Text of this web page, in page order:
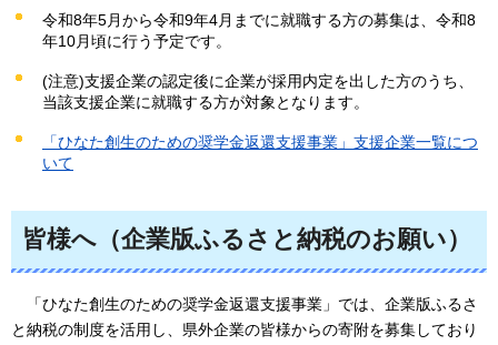
令和8年5月から令和9年4月までに就職する方の募集は、令和8
年10月頃に行う予定です。
(注意)支援企業の認定後に企業が採用内定を出した方のうち、
当該支援企業に就職する方が対象となります。
「ひなた創生のための奨学金返還支援事業」支援企業一覧につ
いて
皆様へ（企業版ふるさと納税のお願い）
「ひなた創生のための奨学金返還支援事業」では、企業版ふるさ
と納税の制度を活用し、県外企業の皆様からの寄附を募集しており